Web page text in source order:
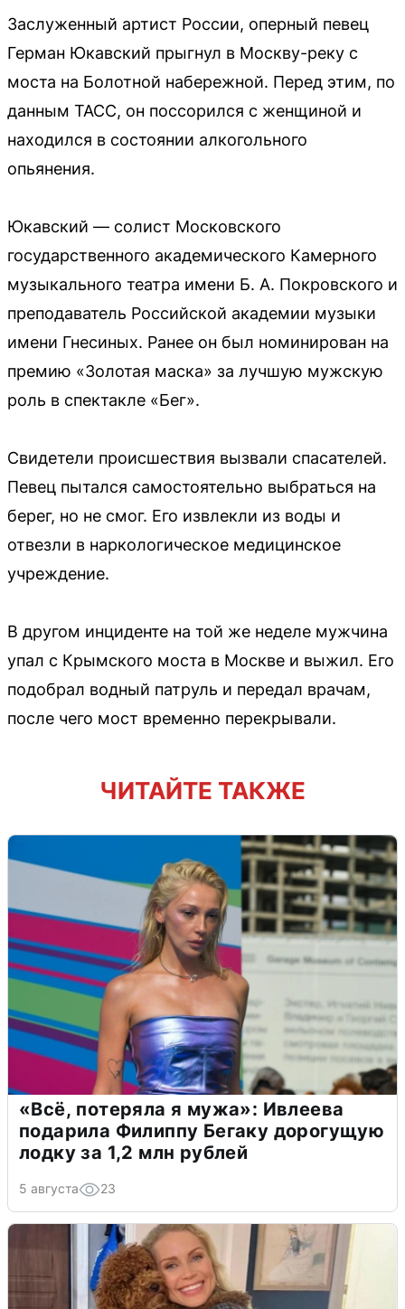
Заслуженный артист России, оперный певец
Герман Юкавский прыгнул в Москву-реку с
моста на Болотной набережной. Перед этим, по
данным ТАСС, он поссорился с женщиной и
находился в состоянии алкогольного
опьянения.
Юкавский — солист Московского
государственного академического Камерного
музыкального театра имени Б. А. Покровского и
преподаватель Российской академии музыки
имени Гнесиных. Ранее он был номинирован на
премию «Золотая маска» за лучшую мужскую
роль в спектакле «Бег».
Свидетели происшествия вызвали спасателей.
Певец пытался самостоятельно выбраться на
берег, но не смог. Его извлекли из воды и
отвезли в наркологическое медицинское
учреждение.
В другом инциденте на той же неделе мужчина
упал с Крымского моста в Москве и выжил. Его
подобрал водный патруль и передал врачам,
после чего мост временно перекрывали.
ЧИТАЙТЕ ТАКЖЕ
«Всё, потеряла я мужа»: Ивлеева
подарила Филиппу Бегаку дорогущую
лодку за 1,2 млн рублей
5 августа 23